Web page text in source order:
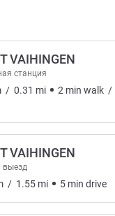
VAIHINGEN
станция
/ 0.31 mi 2 min walk /
VAIHINGEN
выезд
/ 1.55 mi 5 min drive